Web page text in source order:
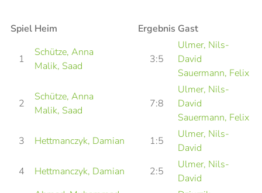
Spiel Heim Ergebnis Gast
1
Schütze, Anna
Malik, Saad
3:5
Ulmer, Nils-
David
Sauermann, Felix
2
Schütze, Anna
Malik, Saad
7:8
Ulmer, Nils-
David
Sauermann, Felix
3
Hettmanczyk, Damian 1:5
Ulmer, Nils-
David
4
Hettmanczyk, Damian 2:5
Ulmer, Nils-
David